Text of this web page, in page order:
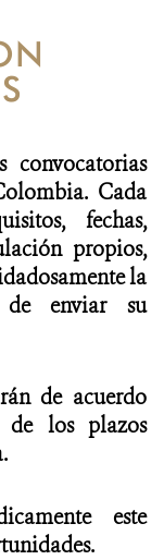
RECLAMOS
convocatorias
Cada
fechas,
propios,
la
de enviar su
de acuerdo
de los plazos
este